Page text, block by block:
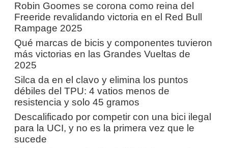
Robin Goomes se corona como reina del
Freeride revalidando victoria en el Red Bull
Rampage 2025
Qué marcas de bicis y componentes tuvieron
más victorias en las Grandes Vueltas de
2025
Silca da en el clavo y elimina los puntos
débiles del TPU: 4 vatios menos de
resistencia y solo 45 gramos
Descalificado por competir con una bici ilegal
para la UCI, y no es la primera vez que le
sucede